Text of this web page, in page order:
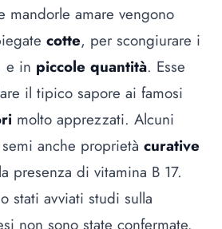
mandorle amare vengono
cotte, per scongiurare i
e in piccole quantità. Esse
il tipico sapore ai famosi
molto apprezzati. Alcuni
anche proprietà curative
presenza di vitamina B 17.
stati avviati studi sulla